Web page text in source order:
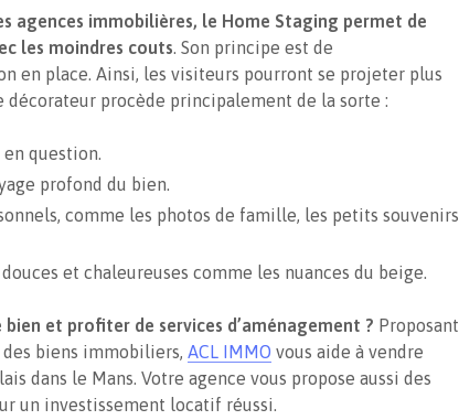
agences immobilières, le Home Staging permet de
les moindres couts. Son principe est de
en place. Ainsi, les visiteurs pourront se projeter plus
procède principalement de la sorte :
question.
profond du bien.
comme les photos de famille, les petits souvenirs
et chaleureuses comme les nuances du beige.
et profiter de services d’aménagement ? Proposant
biens immobiliers, ACL IMMO vous aide à vendre
dans le Mans. Votre agence vous propose aussi des
un investissement locatif réussi.